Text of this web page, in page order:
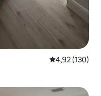
4,92 de uma
4,92 (130)